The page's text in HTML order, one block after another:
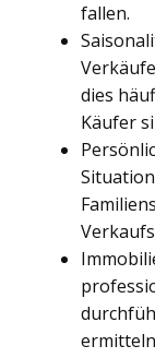
fallen.
dies
Käufer